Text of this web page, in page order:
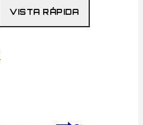
VISTA RÁPIDA